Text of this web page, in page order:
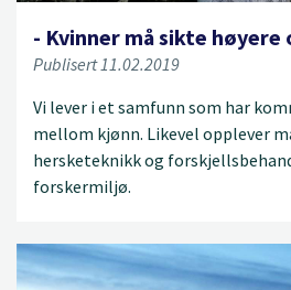
- Kvinner må sikte
Publisert 11.02.2019
Vi lever i et samfunn som har
mellom kjønn. Likevel opplever
hersketeknikk og
forskermiljø.